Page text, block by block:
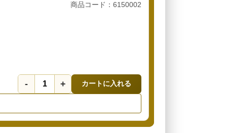
商品コード：6150002
- + カートに入れる